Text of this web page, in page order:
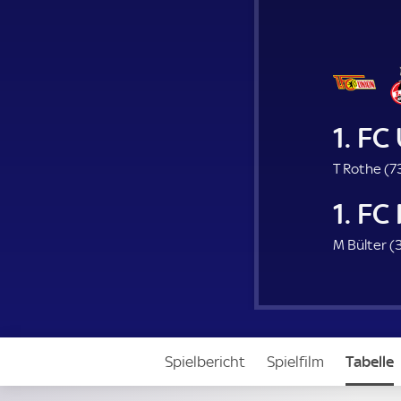
1.
T Rothe (
1.
M Bülter (
Spielbericht Spielfilm Tabelle